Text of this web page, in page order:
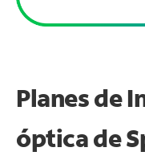
Planes de
óptica de